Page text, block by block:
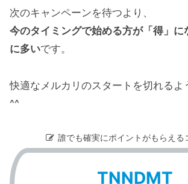
次のキャンペーンを待つより、
今のタイミングで始める方が「得」に
に多いです。
快適なメルカリのスタートを切れるよ
^^
誰でも確実にポイントがもらえる
TNNDMT